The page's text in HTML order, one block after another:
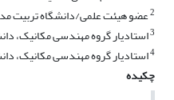
2عضو هیئت علمی/دانشگاه تربیت
3استادیار گروه مهندسی مکانیک،
4استادیار گروه مهندسی مکانیک،
چکیده